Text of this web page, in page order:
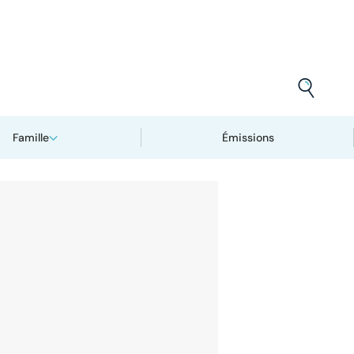
Famille Émissions